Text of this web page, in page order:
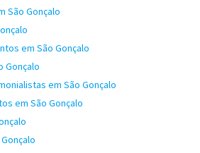
São Gonçalo
em São Gonçalo
Gonçalo
em São Gonçalo
em São Gonçalo